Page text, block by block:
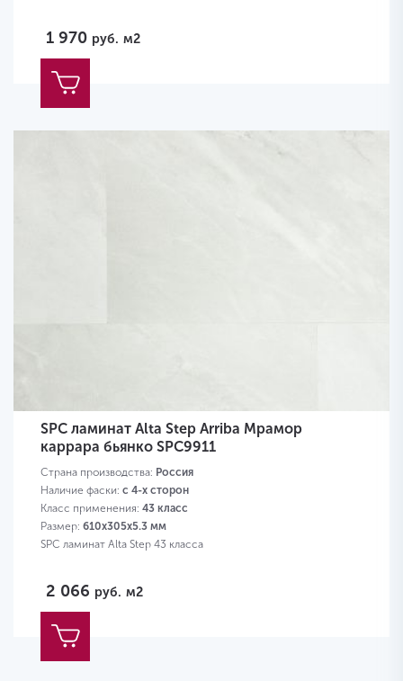
1 970 руб. м2
SPC ламинат Alta Step Arriba Мрамор
каррара бьянко SPC9911
Страна производства: Россия
Наличие фаски: с 4-х сторон
Класс применения: 43 класс
Размер: 610х305х5.3 мм
SPC ламинат Alta Step 43 класса
2 066 руб. м2